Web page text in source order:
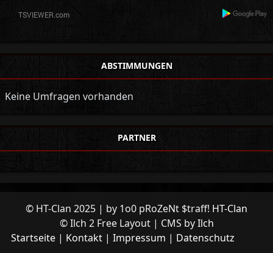
ABSTIMMUNGEN
Keine Umfragen vorhanden
PARTNER
© HT-Clan 2025 | by 1o0 pRoZeNt $traff! HT-Clan
© Ilch 2 Free Layout | CMS byIlch
Startseite
Kontakt Impressum Datenschutz